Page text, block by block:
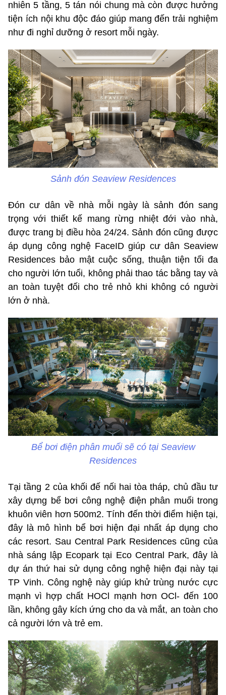
nhiên 5 tầng, 5 tán nói chung mà còn được hưởng
tiện ích nội khu độc đáo giúp mang đến trải nghiệm
như đi nghỉ dưỡng ở resort mỗi ngày.
Sảnh đón Seaview Residences
Đón cư dân về nhà mỗi ngày là sảnh đón sang
trọng với thiết kế mang rừng nhiệt đới vào nhà,
được trang bị điều hòa 24/24. Sảnh đón cũng được
áp dụng công nghệ FaceID giúp cư dân Seaview
Residences bảo mật cuộc sống, thuận tiện tối đa
cho người lớn tuổi, không phải thao tác bằng tay và
an toàn tuyệt đối cho trẻ nhỏ khi không có người
lớn ở nhà.
Bể bơi điện phân muối sẽ có tại Seaview
Residences
Tại tầng 2 của khối đế nối hai tòa tháp, chủ đầu tư
xây dựng bể bơi công nghệ điện phân muối trong
khuôn viên hơn 500m2. Tính đến thời điểm hiện tại,
đây là mô hình bể bơi hiện đại nhất áp dụng cho
các resort. Sau Central Park Residences cũng của
nhà sáng lập Ecopark tại Eco Central Park, đây là
dự án thứ hai sử dụng công nghệ hiện đại này tại
TP Vinh. Công nghệ này giúp khử trùng nước cực
mạnh vì hợp chất HOCl mạnh hơn OCl- đến 100
lần, không gây kích ứng cho da và mắt, an toàn cho
cả người lớn và trẻ em.